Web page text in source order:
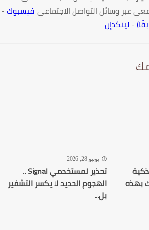
عبر وسائل التواصل الاجتماعي.فيسبوك-
-لينكدإن
يونيو 28, 2026
تحذير لمستخدمي Signal ..
الهجوم الجديد لا يكسر التشفير
بل...